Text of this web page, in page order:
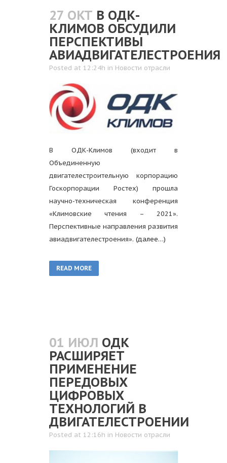
27 ОКТ В ОДК-
КЛИМОВ ОБСУДИЛИ
ПЕРСПЕКТИВЫ
АВИАДВИГАТЕЛЕСТРОЕНИЯ
Posted at 12:24h in Новости отрасли
В ОДК-Климов (входит в
Объединенную
двигателестроительную корпорацию
Госкорпорации Ростех) прошла
научно-техническая конференция
«Климовские чтения – 2021».
Перспективные направления развития
авиадвигателестроения». (далее…)
READ MORE
01 ИЮЛ ОДК
РАСШИРЯЕТ
ПРИМЕНЕНИЕ
ПЕРЕДОВЫХ
ЦИФРОВЫХ
ТЕХНОЛОГИЙ В
ДВИГАТЕЛЕСТРОЕНИИ
Posted at 12:16h in Новости отрасли